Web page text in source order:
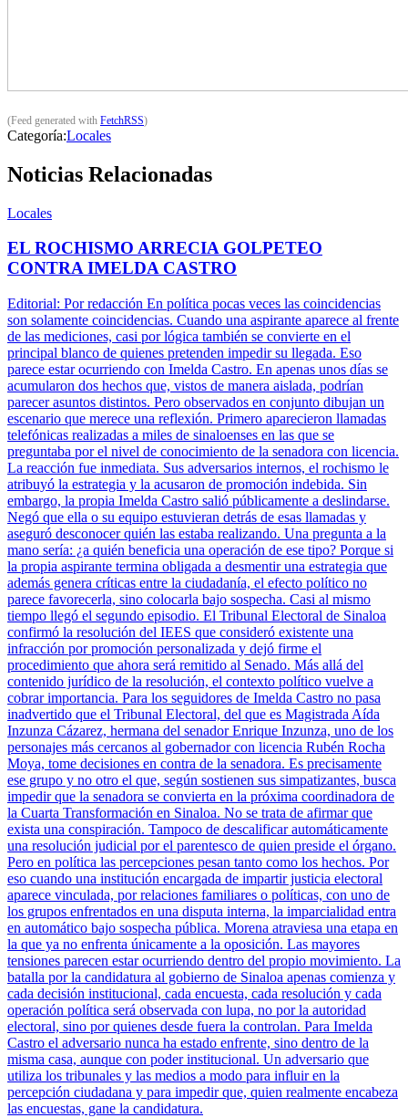
(Feed generated with FetchRSS)
Categoría:Locales
Noticias Relacionadas
Locales
EL ROCHISMO ARRECIA GOLPETEO
CONTRA IMELDA CASTRO
Editorial: Por redacción En política pocas veces las coincidencias
son solamente coincidencias. Cuando una aspirante aparece al frente
de las mediciones, casi por lógica también se convierte en el
principal blanco de quienes pretenden impedir su llegada. Eso
parece estar ocurriendo con Imelda Castro. En apenas unos días se
acumularon dos hechos que, vistos de manera aislada, podrían
parecer asuntos distintos. Pero observados en conjunto dibujan un
escenario que merece una reflexión. Primero aparecieron llamadas
telefónicas realizadas a miles de sinaloenses en las que se
preguntaba por el nivel de conocimiento de la senadora con licencia.
La reacción fue inmediata. Sus adversarios internos, el rochismo le
atribuyó la estrategia y la acusaron de promoción indebida. Sin
embargo, la propia Imelda Castro salió públicamente a deslindarse.
Negó que ella o su equipo estuvieran detrás de esas llamadas y
aseguró desconocer quién las estaba realizando. Una pregunta a la
mano sería: ¿a quién beneficia una operación de ese tipo? Porque si
la propia aspirante termina obligada a desmentir una estrategia que
además genera críticas entre la ciudadanía, el efecto político no
parece favorecerla, sino colocarla bajo sospecha. Casi al mismo
tiempo llegó el segundo episodio. El Tribunal Electoral de Sinaloa
confirmó la resolución del IEES que consideró existente una
infracción por promoción personalizada y dejó firme el
procedimiento que ahora será remitido al Senado. Más allá del
contenido jurídico de la resolución, el contexto político vuelve a
cobrar importancia. Para los seguidores de Imelda Castro no pasa
inadvertido que el Tribunal Electoral, del que es Magistrada Aída
Inzunza Cázarez, hermana del senador Enrique Inzunza, uno de los
personajes más cercanos al gobernador con licencia Rubén Rocha
Moya, tome decisiones en contra de la senadora. Es precisamente
ese grupo y no otro el que, según sostienen sus simpatizantes, busca
impedir que la senadora se convierta en la próxima coordinadora de
la Cuarta Transformación en Sinaloa. No se trata de afirmar que
exista una conspiración. Tampoco de descalificar automáticamente
una resolución judicial por el parentesco de quien preside el órgano.
Pero en política las percepciones pesan tanto como los hechos. Por
eso cuando una institución encargada de impartir justicia electoral
aparece vinculada, por relaciones familiares o políticas, con uno de
los grupos enfrentados en una disputa interna, la imparcialidad entra
en automático bajo sospecha pública. Morena atraviesa una etapa en
la que ya no enfrenta únicamente a la oposición. Las mayores
tensiones parecen estar ocurriendo dentro del propio movimiento. La
batalla por la candidatura al gobierno de Sinaloa apenas comienza y
cada decisión institucional, cada encuesta, cada resolución y cada
operación política será observada con lupa, no por la autoridad
electoral, sino por quienes desde fuera la controlan. Para Imelda
Castro el adversario nunca ha estado enfrente, sino dentro de la
misma casa, aunque con poder institucional. Un adversario que
utiliza los tribunales y las medios a modo para influir en la
percepción ciudadana y para impedir que, quien realmente encabeza
las encuestas, gane la candidatura.